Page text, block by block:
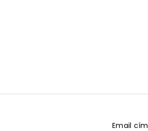
Email cím